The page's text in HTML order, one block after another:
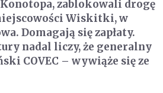
zablokowali drogę
Wiskitki, w
Domagają się zapłaty.
nadal liczy, że generalny
COVEC – wywiąże się ze